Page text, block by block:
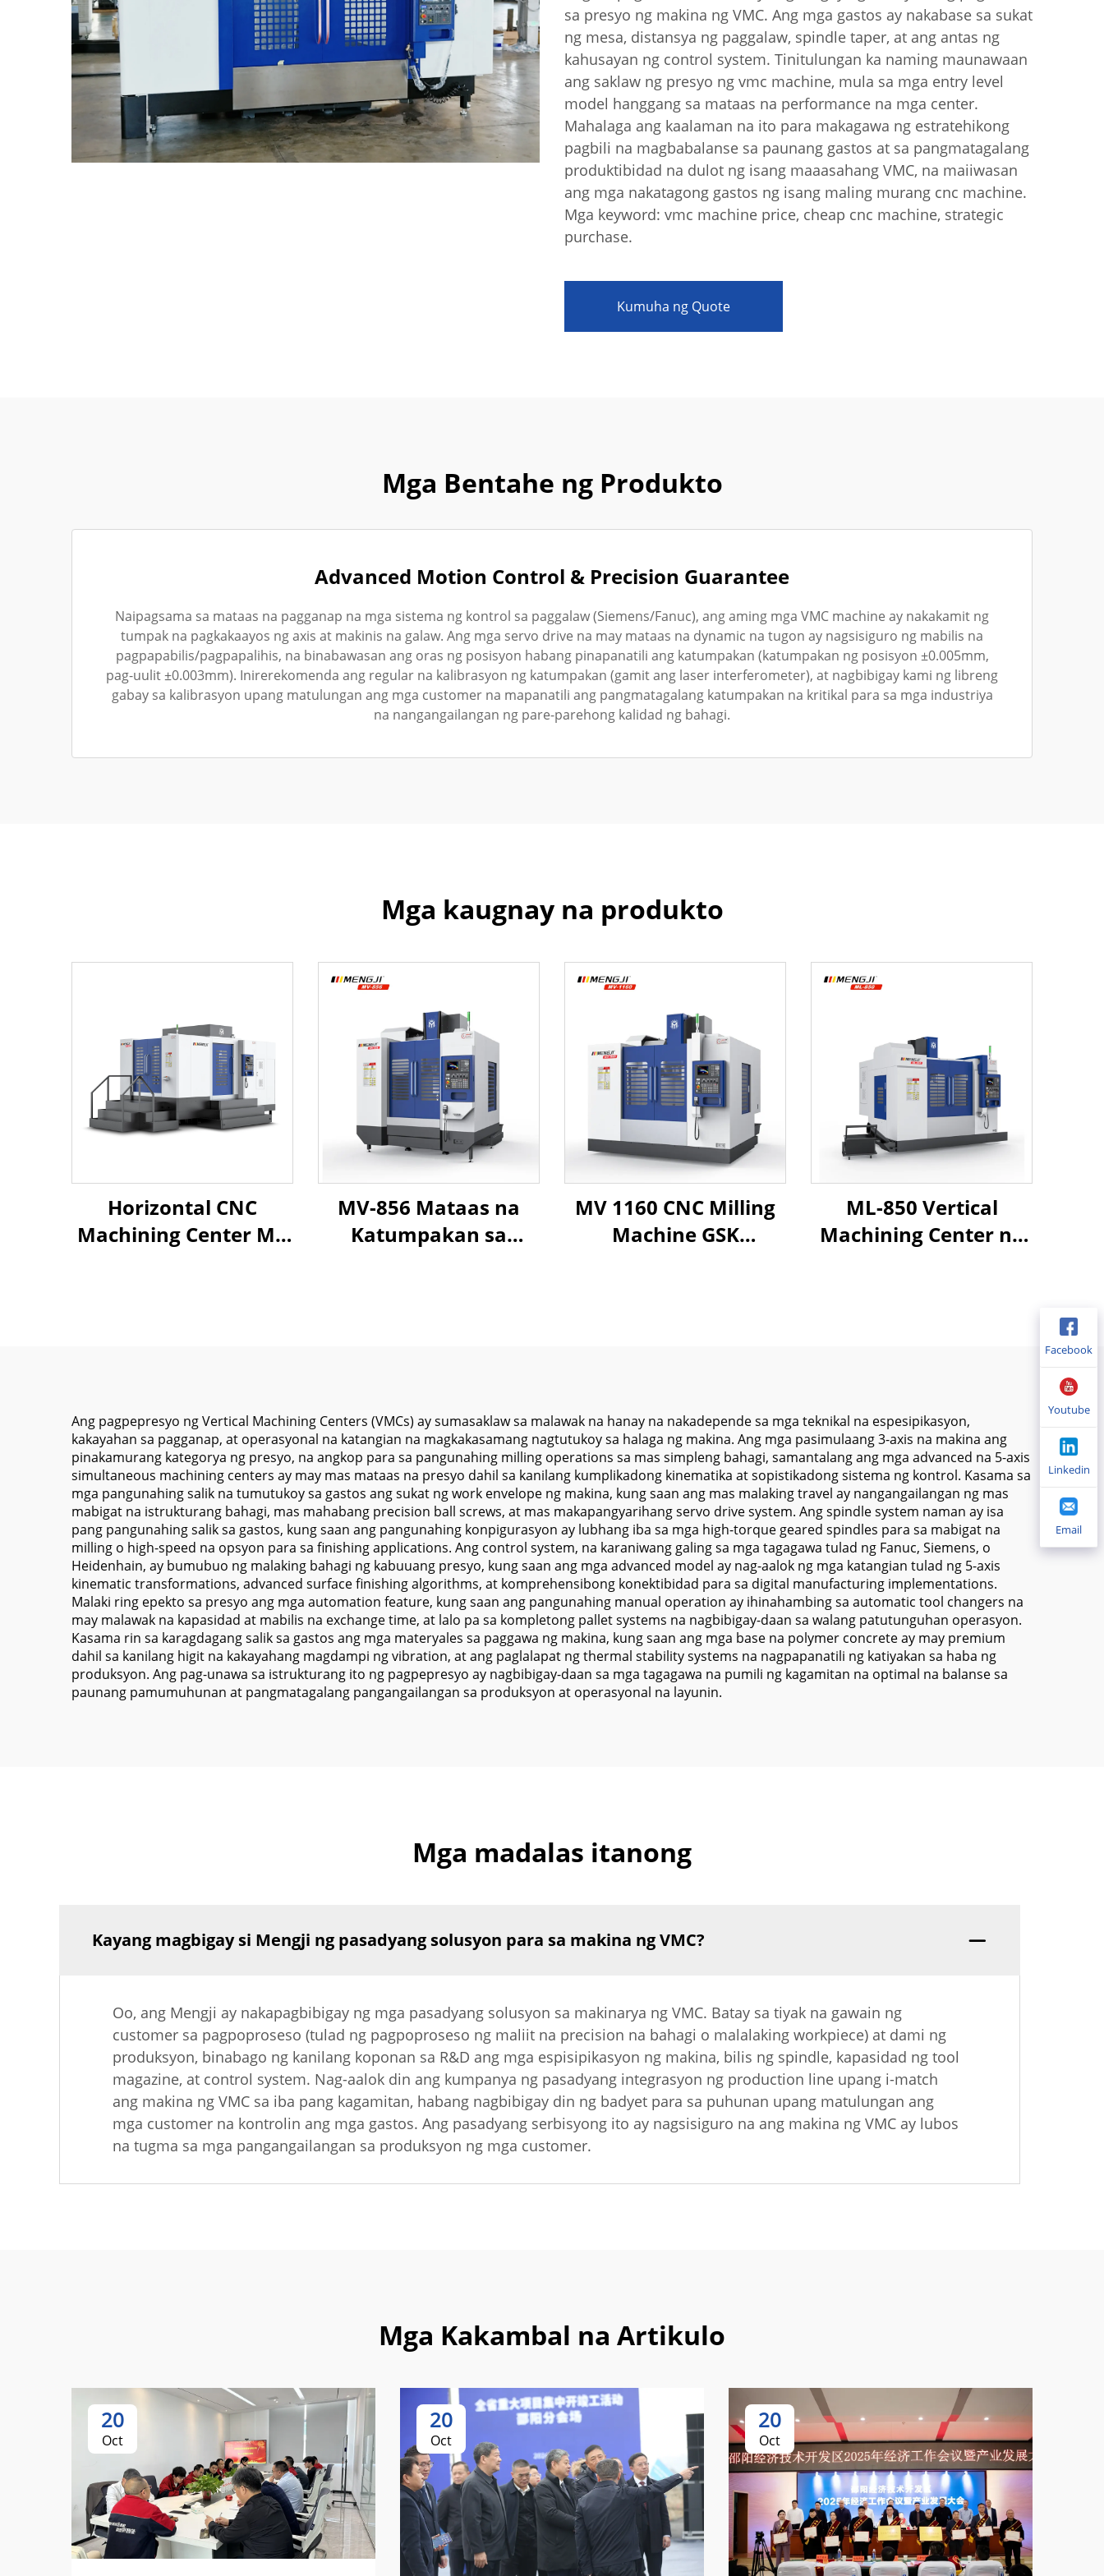
Industriya Ng Kagamitan
Pagsasakay Ng Enerhiya Sa
sa presyo ng makina ng VMC. Ang mga gastos ay nakabase sa sukat
ng mesa, distansya ng paggalaw, spindle taper, at ang antas ng
kahusayan ng control system. Tinitulungan ka naming maunawaan
ang saklaw ng presyo ng vmc machine, mula sa mga entry level
model hanggang sa mataas na performance na mga center.
Mahalaga ang kaalaman na ito para makagawa ng estratehikong
pagbili na magbabalanse sa paunang gastos at sa pangmatagalang
produktibidad na dulot ng isang maaasahang VMC, na maiiwasan
ang mga nakatagong gastos ng isang maling murang cnc machine.
Mga keyword: vmc machine price, cheap cnc machine, strategic
purchase.
Kumuha ng Quote
Mga Bentahe ng Produkto
Advanced Motion Control & Precision Guarantee
Naipagsama sa mataas na pagganap na mga sistema ng kontrol sa paggalaw (Siemens/Fanuc), ang aming mga VMC machine ay nakakamit ng
tumpak na pagkakaayos ng axis at makinis na galaw. Ang mga servo drive na may mataas na dynamic na tugon ay nagsisiguro ng mabilis na
pagpapabilis/pagpapalihis, na binabawasan ang oras ng posisyon habang pinapanatili ang katumpakan (katumpakan ng posisyon ±0.005mm,
pag-uulit ±0.003mm). Inirerekomenda ang regular na kalibrasyon ng katumpakan (gamit ang laser interferometer), at nagbibigay kami ng libreng
gabay sa kalibrasyon upang matulungan ang mga customer na mapanatili ang pangmatagalang katumpakan na kritikal para sa mga industriya
na nangangailangan ng pare-parehong kalidad ng bahagi.
Mga kaugnay na produkto
Horizontal CNC
Machining Center MJ-
MV-856 Mataas na
Katumpakan sa
Aplikasyon
MV 1160 CNC Milling
Machine GSK
ML-850 Vertical
Machining Center na
Ang pagpepresyo ng Vertical Machining Centers (VMCs) ay sumasaklaw sa malawak na hanay na nakadepende sa mga teknikal na espesipikasyon,
kakayahan sa pagganap, at operasyonal na katangian na magkakasamang nagtutukoy sa halaga ng makina. Ang mga pasimulaang 3-axis na makina ang
pinakamurang kategorya ng presyo, na angkop para sa pangunahing milling operations sa mas simpleng bahagi, samantalang ang mga advanced na 5-axis
simultaneous machining centers ay may mas mataas na presyo dahil sa kanilang kumplikadong kinematika at sopistikadong sistema ng kontrol. Kasama sa
mga pangunahing salik na tumutukoy sa gastos ang sukat ng work envelope ng makina, kung saan ang mas malaking travel ay nangangailangan ng mas
mabigat na istrukturang bahagi, mas mahabang precision ball screws, at mas makapangyarihang servo drive system. Ang spindle system naman ay isa
pang pangunahing salik sa gastos, kung saan ang pangunahing konpigurasyon ay lubhang iba sa mga high-torque geared spindles para sa mabigat na
milling o high-speed na opsyon para sa finishing applications. Ang control system, na karaniwang galing sa mga tagagawa tulad ng Fanuc, Siemens, o
Heidenhain, ay bumubuo ng malaking bahagi ng kabuuang presyo, kung saan ang mga advanced model ay nag-aalok ng mga katangian tulad ng 5-axis
kinematic transformations, advanced surface finishing algorithms, at komprehensibong konektibidad para sa digital manufacturing implementations.
Malaki ring epekto sa presyo ang mga automation feature, kung saan ang pangunahing manual operation ay ihinahambing sa automatic tool changers na
may malawak na kapasidad at mabilis na exchange time, at lalo pa sa kompletong pallet systems na nagbibigay-daan sa walang patutunguhan operasyon.
Kasama rin sa karagdagang salik sa gastos ang mga materyales sa paggawa ng makina, kung saan ang mga base na polymer concrete ay may premium
dahil sa kanilang higit na kakayahang magdampi ng vibration, at ang paglalapat ng thermal stability systems na nagpapanatili ng katiyakan sa haba ng
produksyon. Ang pag-unawa sa istrukturang ito ng pagpepresyo ay nagbibigay-daan sa mga tagagawa na pumili ng kagamitan na optimal na balanse sa
paunang pamumuhunan at pangmatagalang pangangailangan sa produksyon at operasyonal na layunin.
Mga madalas itanong
Kayang magbigay si Mengji ng pasadyang solusyon para sa makina ng VMC?
Oo, ang Mengji ay nakapagbibigay ng mga pasadyang solusyon sa makinarya ng VMC. Batay sa tiyak na gawain ng
customer sa pagpoproseso (tulad ng pagpoproseso ng maliit na precision na bahagi o malalaking workpiece) at dami ng
produksyon, binabago ng kanilang koponan sa R&D ang mga espisipikasyon ng makina, bilis ng spindle, kapasidad ng tool
magazine, at control system. Nag-aalok din ang kumpanya ng pasadyang integrasyon ng production line upang i-match
ang makina ng VMC sa iba pang kagamitan, habang nagbibigay din ng badyet para sa puhunan upang matulungan ang
mga customer na kontrolin ang mga gastos. Ang pasadyang serbisyong ito ay nagsisiguro na ang makina ng VMC ay lubos
na tugma sa mga pangangailangan sa produksyon ng mga customer.
Mga Kakambal na Artikulo
20
Oct
20
Oct
20
Oct
Facebook
Youtube
Linkedin
Email